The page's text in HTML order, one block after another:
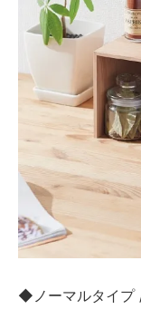
◆ノーマルタイプ